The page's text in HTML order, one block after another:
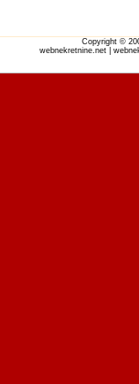
Copyright ©
webnekretnine.net |